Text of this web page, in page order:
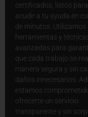
certificados, listos para
acudir a tu ayuda en
de minutos. Utilizamos
herramientas y
avanzadas para
que cada trabajo se
manera segura y sin
daños innecesarios.
estamos
ofrecerte un servicio
transparente y sin